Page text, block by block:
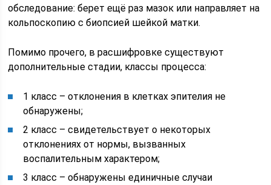
обследование: берет ещё раз мазок или направляет на
кольпоскопию с биопсией шейкой матки.
Помимо прочего, в расшифровке существуют
дополнительные стадии, классы процесса:
1 класс – отклонения в клетках эпителия не
обнаружены;
2 класс – свидетельствует о некоторых
отклонениях от нормы, вызванных
воспалительным характером;
3 класс – обнаружены единичные случаи